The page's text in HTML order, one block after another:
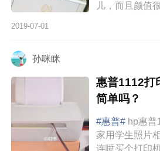
儿，而且颜值
没有乱七八糟
2019-07-01
孙咪眯
惠普1112打
简单吗？
#惠普# hp惠普
家用学生照片
连喷买个打印